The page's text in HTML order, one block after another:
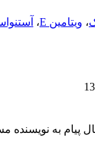
، ویتامین E ،
پیام به نویسنده